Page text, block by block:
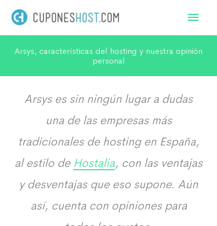
contenido
Arsys, características del hosting y nuestra opinión
personal
Arsys es sin ningún lugar a dudas
una de las empresas más
tradicionales de hosting en España,
al estilo de Hostalia, con las ventajas
y desventajas que eso supone. Aún
así, cuenta con opiniones para